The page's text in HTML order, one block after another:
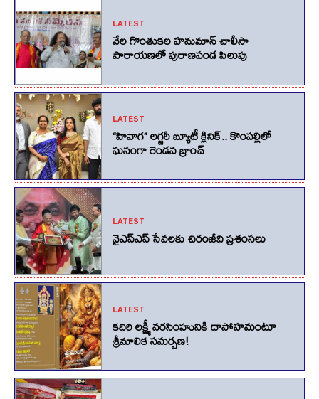
LATEST
వేల గొంతుకల హనుమాన్ చాలీసా
పారాయణలో పురాణపండ పిలుపు
LATEST
“హివాగ” లగ్జరీ బ్యూటీ క్లినిక్.. కొంపల్లిలో
ఘనంగా రెండవ బ్రాంచ్
LATEST
వైఎస్ఎస్ సేవలకు చిరంజీవి ప్రశంసలు
LATEST
కదిరి లక్ష్మీ నరసింహునికి దాసోహమంటూ
శ్రీమాలిక సమర్పణ!